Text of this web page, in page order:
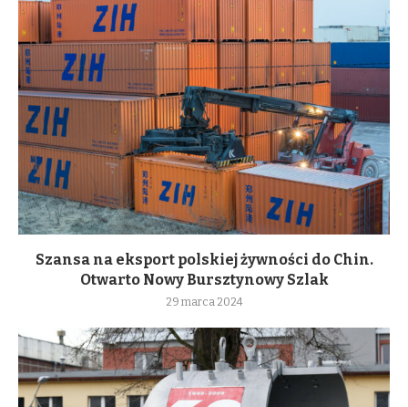
Szansa na eksport polskiej żywności do Chin.
Otwarto Nowy Bursztynowy Szlak
29 marca 2024